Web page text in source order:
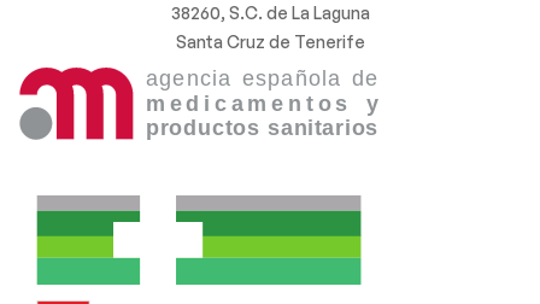
38260, S.C. de La Laguna
Santa Cruz de Tenerife